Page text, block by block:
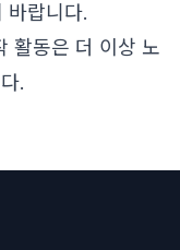
바랍니다.
활동은 더 이상 노
.